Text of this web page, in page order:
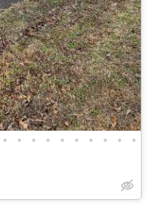
• • • • • • • • • •